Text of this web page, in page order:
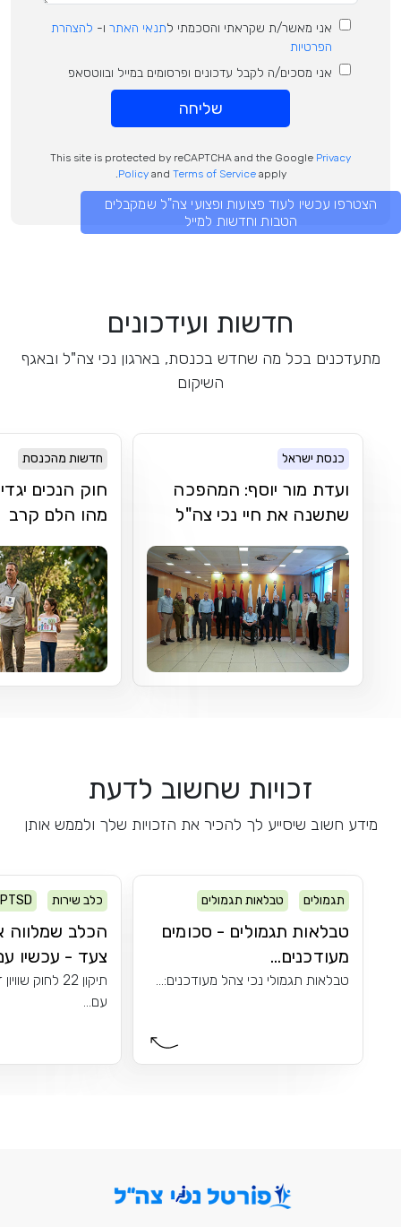
אני מאשר/ת שקראתי והסכמתי לתנאי האתר ו- להצהרת
הפרטיות
אני מסכים/ה לקבל עדכונים ופרסומים במייל ובווטסאפ
שליחה
This site is protected by reCAPTCHA and the Google Privacy
Policyand Terms of Serviceapply.
הצטרפו עכשיו לעוד פצועות ופצועי צה"ל שמקבלים
הטבות וחדשות למייל
חדשות ועידכונים
מתעדכנים בכל מה שחדש בכנסת, בארגון נכי צה"ל ובאגף
השיקום
כנסת ישראל
ועדת מור יוסף: המהפכה
שתשנה את חיי נכי צה"ל
חדשות מהכנסת
חוק הנכים
מהו הלם קרב
זכויות שחשוב לדעת
מידע חשוב שיסייע לך להכיר את הזכויות שלך ולממש אותן
תגמולים טבלאות תגמולים
טבלאות תגמולים - סכומים
מעודכנים...
טבלאות תגמולי נכי צהל מעודכנים:...
כלב שירות PTSD
הכלב שמלווה
צעד - עכשיו
תיקון 22 לחוק
עם...